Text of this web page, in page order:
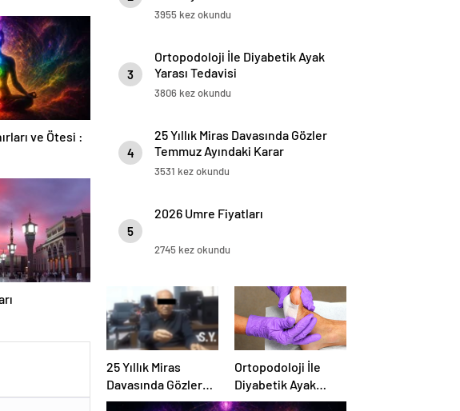
ve Ötesi :
Temizlik ve Ferahlık
3955 kez okundu
3
Ortopodoloji İle Diyabetik Ayak
Yarası Tedavisi
3806 kez okundu
4
25 Yıllık Miras Davasında Gözler
Temmuz Ayındaki Karar
Duruşmasına Çevrildi
3531 kez okundu
5
2026 Umre Fiyatları
2745 kez okundu
25 Yıllık Miras
Davasında Gözler
Temmuz Ayındaki
Ortopodoloji İle
Diyabetik Ayak
Yarası Tedavisi